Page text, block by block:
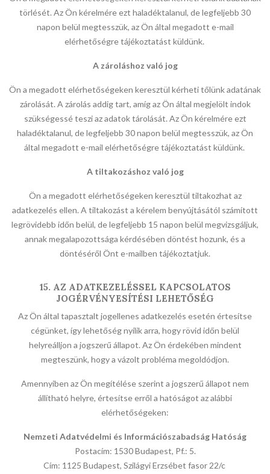
törlését. Az Ön kérelmére ezt haladéktalanul, de legfeljebb 30
napon belül megtesszük, az Ön által megadott e-mail
elérhetőségre tájékoztatást küldünk.
A zároláshoz való jog
Ön a megadott elérhetőségeken keresztül kérheti tőlünk adatának
zárolását. A zárolás addig tart, amíg az Ön által megjelölt indok
szükségessé teszi az adatok tárolását. Az Ön kérelmére ezt
haladéktalanul, de legfeljebb 30 napon belül megtesszük, az Ön
által megadott e-mail elérhetőségre tájékoztatást küldünk.
A tiltakozáshoz való jog
Ön a megadott elérhetőségeken keresztül tiltakozhat az
adatkezelés ellen. A tiltakozást a kérelem benyújtásától számított
legrövidebb időn belül, de legfeljebb 15 napon belül megvizsgáljuk,
annak megalapozottsága kérdésében döntést hozunk, és a
döntéséről Önt e-mailben tájékoztatjuk.
15. AZ ADATKEZELÉSSEL KAPCSOLATOS
JOGÉRVÉNYESÍTÉSI LEHETŐSÉG
Az Ön által tapasztalt jogellenes adatkezelés esetén értesítse
cégünket, így lehetőség nyílik arra, hogy rövid időn belül
helyreálljon a jogszerű állapot. Az Ön érdekében mindent
megteszünk, hogy a vázolt probléma megoldódjon.
Amennyiben az Ön megítélése szerint a jogszerű állapot nem
állítható helyre, értesítse erről a hatóságot az alábbi
elérhetőségeken:
Nemzeti Adatvédelmi és Információszabadság Hatóság
Postacím: 1530 Budapest, Pf.: 5.
Cím: 1125 Budapest, Szilágyi Erzsébet fasor 22/c